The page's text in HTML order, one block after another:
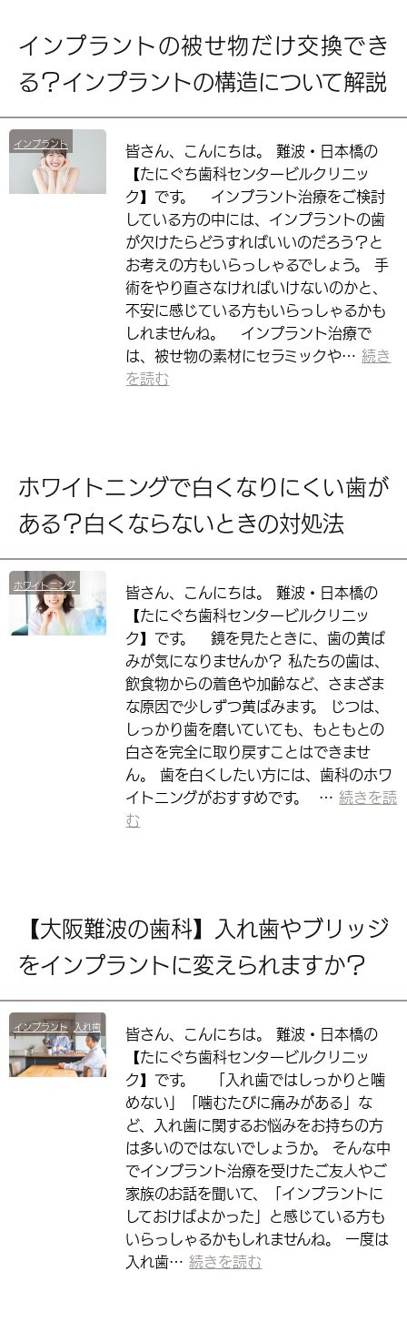
インプラントの被せ物だけ交換でき
る？インプラントの構造について解説
インプラント
皆さん、こんにちは。 難波・日本橋の
【たにぐち歯科センタービルクリニッ
ク】です。 インプラント治療をご検討
している方の中には、インプラントの歯
が欠けたらどうすればいいのだろう？と
お考えの方もいらっしゃるでしょう。 手
術をやり直さなければいけないのかと、
不安に感じている方もいらっしゃるかも
しれませんね。 インプラント治療で
は、被せ物の素材にセラミックや…続き
を読む
ホワイトニングで白くなりにくい歯が
ある？白くならないときの対処法
ホワイトニング
皆さん、こんにちは。 難波・日本橋の
【たにぐち歯科センタービルクリニッ
ク】です。 鏡を見たときに、歯の黄ば
みが気になりませんか？ 私たちの歯は、
飲食物からの着色や加齢など、さまざま
な原因で少しずつ黄ばみます。 じつは、
しっかり歯を磨いていても、もともとの
白さを完全に取り戻すことはできませ
ん。 歯を白くしたい方には、歯科のホワ
イトニングがおすすめです。 …続きを読
む
【大阪難波の歯科】入れ歯やブリッジ
をインプラントに変えられますか？
インプラント 入れ歯
皆さん、こんにちは。 難波・日本橋の
【たにぐち歯科センタービルクリニッ
ク】です。 「入れ歯ではしっかりと噛
めない」「噛むたびに痛みがある」な
ど、入れ歯に関するお悩みをお持ちの方
は多いのではないでしょうか。 そんな中
でインプラント治療を受けたご友人やご
家族のお話を聞いて、「インプラントに
しておけばよかった」と感じている方も
いらっしゃるかもしれませんね。 一度は
入れ歯…続きを読む